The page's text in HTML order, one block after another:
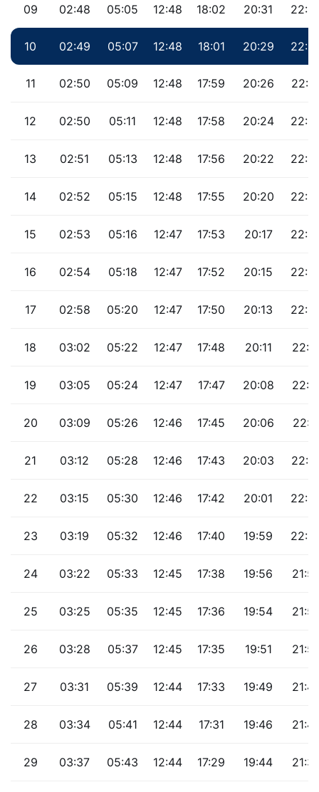
09 02:48 05:05 12:48 18:02 20:31
10 02:49 05:07 12:48 18:01 20:29
11 02:50 05:09 12:48 17:59 20:26
12 02:50 05:11 12:48 17:58 20:24
13 02:51 05:13 12:48 17:56 20:22
14 02:52 05:15 12:48 17:55 20:20
15 02:53 05:16 12:47 17:53 20:17
16 02:54 05:18 12:47 17:52 20:15
17 02:58 05:20 12:47 17:50 20:13
18 03:02 05:22 12:47 17:48 20:11
19 03:05 05:24 12:47 17:47 20:08
20 03:09 05:26 12:46 17:45 20:06 22:11
21 03:12 05:28 12:46 17:43 20:03
22 03:15 05:30 12:46 17:42 20:01
23 03:19 05:32 12:46 17:40 19:59
24 03:22 05:33 12:45 17:38 19:56
25 03:25 05:35 12:45 17:36 19:54
26 03:28 05:37 12:45 17:35 19:51
27 03:31 05:39 12:44 17:33 19:49
28 03:34 05:41 12:44 17:31 19:46
29 03:37 05:43 12:44 17:29 19:44